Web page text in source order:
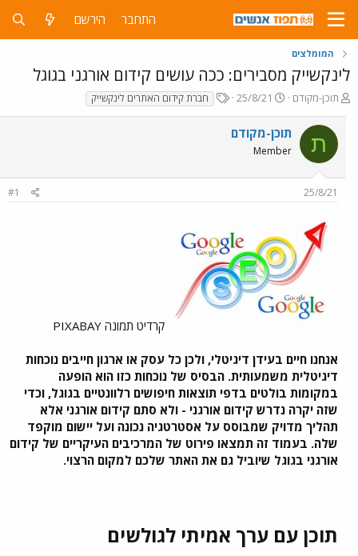
התחבר הירשם
המומלצים
לינקשייק מסבירים: ככה עושים קידום אורגני בגוגל
פ
ח
ה
ו
ש
תוכן-מקודם
פ
ס
ם
ת
ך
25/8/21
T
a
חברת קידום האתרים לינקשייק
ת תוכן-מקודם
Member
25/8/21
#1
קרדיט תמונה PIXABAY
אנחנו חיים בעידן דיגיטלי, ולכן כל עסק או ארגון חייבים נוכחות
דיגיטלית משמעותית. הבסיס של נוכחות כזו הוא הופעה
במקומות בולטים בדפי תוצאות חיפושים רלוונטיים בגוגל, וכדי
שזה יקרה נדרש קידום אורגני - ולא סתם קידום אורגני אלא
תהליך מדויק שמבוסס על אסטרטגיה נכונה ועל יישום מוקפד
שלה. בעמוד זה תמצאו פירוט של המרכיבים העיקריים של קידום
אורגני בגוגל שיוביל גם את האתר שלכם למקום הרצוי.
תוכן עם ערך אמיתי לגולשים​